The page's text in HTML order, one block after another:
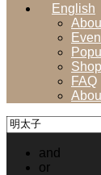
English
FAQ
and
or